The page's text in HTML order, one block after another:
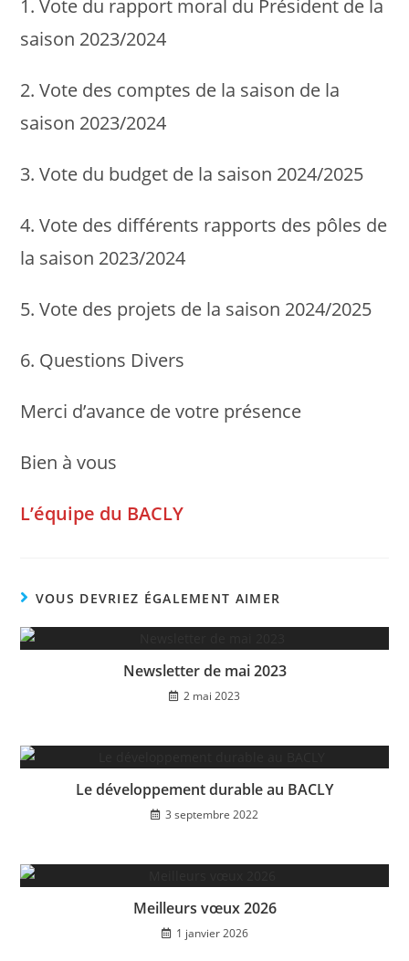
1. Vote du rapport moral du Président de la
saison 2023/2024
2. Vote des comptes de la saison de la
saison 2023/2024
3. Vote du budget de la saison 2024/2025
4. Vote des différents rapports des pôles de
la saison 2023/2024
5. Vote des projets de la saison 2024/2025
6. Questions Divers
Merci d’avance de votre présence
Bien à vous
L’équipe du BACLY
VOUS DEVRIEZ ÉGALEMENT AIMER
Newsletter de mai 2023
2 mai 2023
Le développement durable au BACLY
3 septembre 2022
Meilleurs vœux 2026
1 janvier 2026